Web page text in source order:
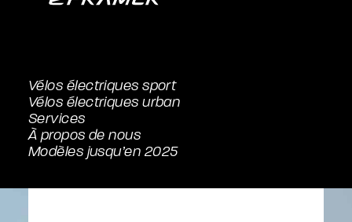
Vélos électriques sport
Vélos électriques urban
Services
À propos de nous
Modèles jusqu’en 2025